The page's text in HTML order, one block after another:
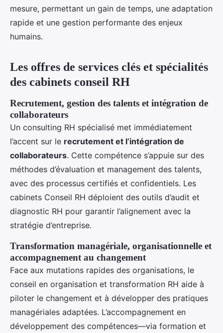
mesure, permettant un gain de temps, une adaptation
rapide et une gestion performante des enjeux
humains.
Les offres de services clés et spécialités
des cabinets conseil RH
Recrutement, gestion des talents et intégration de
collaborateurs
Un consulting RH spécialisé met immédiatement
l’accent sur le recrutement et l’intégration de
collaborateurs. Cette compétence s’appuie sur des
méthodes d’évaluation et management des talents,
avec des processus certifiés et confidentiels. Les
cabinets Conseil RH déploient des outils d’audit et
diagnostic RH pour garantir l’alignement avec la
stratégie d’entreprise.
Transformation managériale, organisationnelle et
accompagnement au changement
Face aux mutations rapides des organisations, le
conseil en organisation et transformation RH aide à
piloter le changement et à développer des pratiques
managériales adaptées. L’accompagnement en
développement des compétences—via formation et